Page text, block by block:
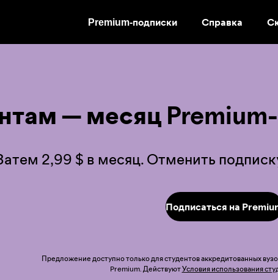
К
Premium-подписки Справка
— месяц
2,99 $ в месяц. Отменить
Подписаться на
Предложение доступно только для студентов аккредитованных
Premium. ДействуютУсловия использования